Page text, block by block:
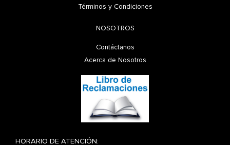
Términos y Condiciones
NOSOTROS
Contáctanos
Acerca de Nosotros
HORARIO DE ATENCIÓN: